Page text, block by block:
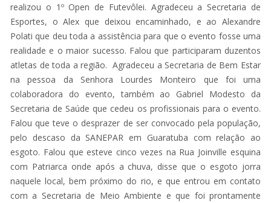
realizou o 1º Open de Futevôlei. Agradeceu a Secretaria de
Esportes, o Alex que deixou encaminhado, e ao Alexandre
Polati que deu toda a assistência para que o evento fosse uma
realidade e o maior sucesso. Falou que participaram duzentos
atletas de toda a região. Agradeceu a Secretaria de Bem Estar
na pessoa da Senhora Lourdes Monteiro que foi uma
colaboradora do evento, também ao Gabriel Modesto da
Secretaria de Saúde que cedeu os profissionais para o evento.
Falou que teve o desprazer de ser convocado pela população,
pelo descaso da SANEPAR em Guaratuba com relação ao
esgoto. Falou que esteve cinco vezes na Rua Joinville esquina
com Patriarca onde após a chuva, disse que o esgoto jorra
naquele local, bem próximo do rio, e que entrou em contato
com a Secretaria de Meio Ambiente e que foi prontamente